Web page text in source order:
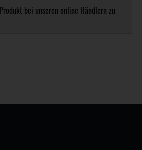
bei unseren online Händlern zu